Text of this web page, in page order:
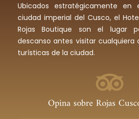
Ubicados estratégicamente
ciudad imperial del Cusco, el
Rojas Boutique son el lugar
descanso antes visitar cualquiera
turísticas de la ciudad.
Opina sobre Rojas